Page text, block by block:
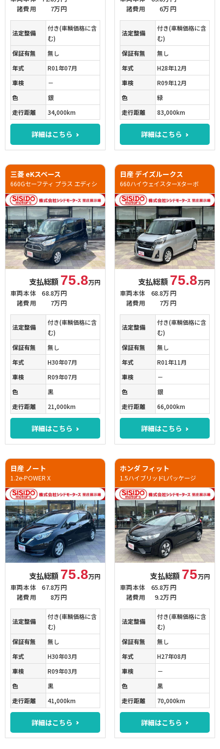
諸費用
7万円
法定整備
付き(車輌価格に含
む)
保証有無
無し
年式
R01年07月
車検
－
色
銀
走行距離
34,000km
詳細はこちら
諸費用
6万円
法定整備
付き(車輌価格に含
む)
保証有無
無し
年式
H28年12月
車検
R09年12月
色
緑
走行距離
83,000km
詳細はこちら
三菱 eKスペース
660Gセーフティ プラス エディシ
支払総額 75.8万円
車両本体
68.8万円
諸費用
7万円
法定整備
付き(車輌価格に含
む)
保証有無
無し
年式
H30年07月
車検
R09年07月
色
黒
走行距離
21,000km
詳細はこちら
日産 デイズルークス
660ハイウェイスターXターボ
支払総額 75.8万円
車両本体
68.8万円
諸費用
7万円
法定整備
付き(車輌価格に含
む)
保証有無
無し
年式
R01年11月
車検
－
色
銀
走行距離
66,000km
詳細はこちら
日産 ノート
1.2e-POWER X
支払総額 75.8万円
車両本体
67.8万円
諸費用
8万円
法定整備
付き(車輌価格に含
む)
保証有無
無し
年式
H30年03月
車検
R09年03月
色
黒
走行距離
41,000km
詳細はこちら
ホンダ フィット
1.5ハイブリッドLパッケージ
支払総額 75万円
車両本体
65.8万円
諸費用
9.2万円
法定整備
付き(車輌価格に含
む)
保証有無
無し
年式
H27年08月
車検
－
色
黒
走行距離
70,000km
詳細はこちら